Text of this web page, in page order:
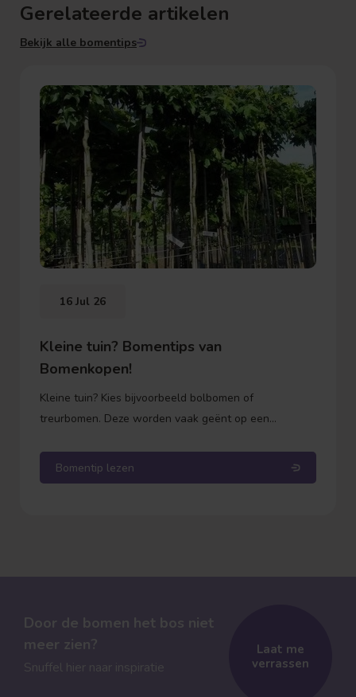
Gerelateerde artikelen
Bekijk alle bomentips
16 Jul 26
Kleine tuin? Bomentips van
Bomenkopen!
Kleine tuin? Kies bijvoorbeeld bolbomen of
treurbomen. Deze worden vaak geënt op een
de hoogte groeit, alleen de kroon (de bol of de
takken) wordt voller. Zo weet je precies waar je aan
Bomentip lezen
Door de bomen het bos niet
meer zien?
Snuffel hier naar inspiratie
Laat me
verrassen